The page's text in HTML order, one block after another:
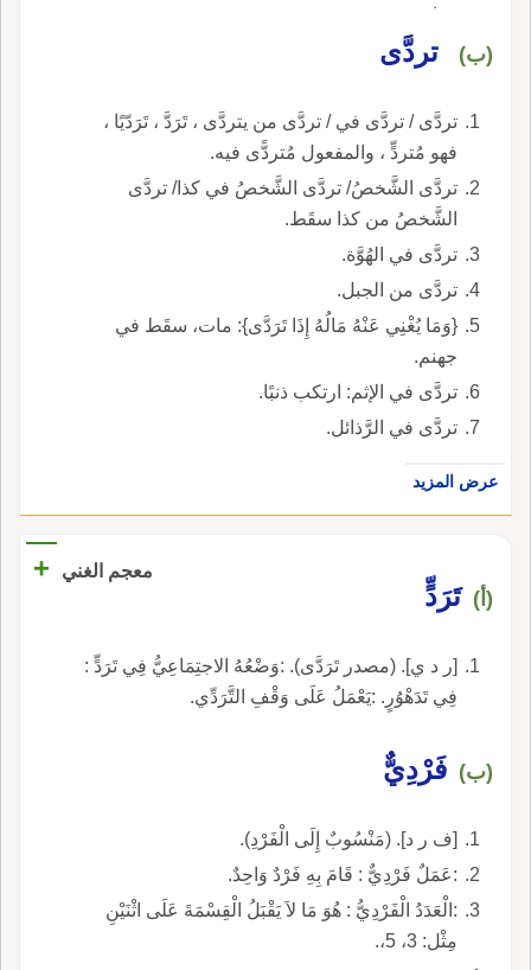
مُواتٍ.
(ب) تردَّى
تردَّى / تردَّى في / تردَّى من يتردَّى ، تَرَدَّ ، تَرَدّيًا ،
فهو مُتردٍّ ، والمفعول مُتردًّى فيه.
تردَّى الشَّخصُ/ تردَّى الشَّخصُ في كذا/ تردَّى
الشَّخصُ من كذا سقَط.
تردَّى في الهُوَّة.
تردَّى من الجبل.
{وَمَا يُغْنِي عَنْهُ مَالُهُ إِذَا تَرَدَّى}: مات، سقَط في
جهنم.
تردَّى في الإثم: ارتكب ذنبًا.
تردَّى في الرَّذائل.
عرض المزيد
معجم الغني +
(أ) تَرَدٍّ
[ر د ي]. (مصدر تَرَدَّى). :وَضْعُهُ الاجتِمَاعِيُّ فِي تَرَدٍّ :
فِي تَدَهْوُرٍ. :يَعْمَلُ عَلَى وَقْفِ التَّرَدِّي.
(ب) فَرْدِيٌّ
[ف ر د]. (مَنْسُوبٌ إِلَى الْفَرْدِ).
:عَمَلٌ فَرْدِيٌّ : قَامَ بِهِ فَرْدٌ وَاحِدٌ.
:الْعَدَدُ الْفَرْدِيُّ : هُوَ مَا لاَ يَقْبَلُ الْقِسْمَةَ عَلَى اثْنَيْنِ
مِثْل: 3، 5،.